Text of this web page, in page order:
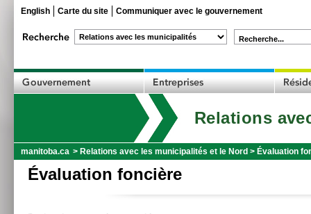
English Carte du site Communiquer avec le gouvernement
Recherche...
Relations
manitoba.ca > Relations avec les municipalités et le Nord > Évaluation
Évaluation foncière